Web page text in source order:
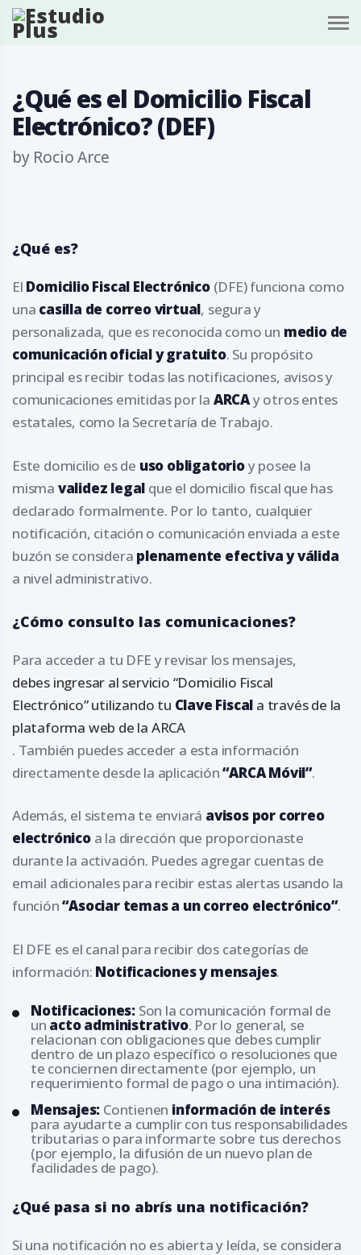
¿Qué es el Domicilio Fiscal
Electrónico? (DEF)
by Rocio Arce
¿Qué es?
El Domicilio Fiscal Electrónico(DFE) funciona como
una casilla de correo virtual, segura y
personalizada, que es reconocida como un medio de
comunicación oficial y gratuito. Su propósito
principal es recibir todas las notificaciones, avisos y
comunicaciones emitidas por la ARCAy otros entes
estatales, como la Secretaría de Trabajo.
Este domicilio es de uso obligatorioy posee la
misma validez legal que el domicilio fiscal que has
declarado formalmente. Por lo tanto, cualquier
notificación, citación o comunicación enviada a este
buzón se considera plenamente efectiva y válida
a nivel administrativo.
¿Cómo consulto las comunicaciones?
Para acceder a tu DFE y revisar los mensajes,
debes ingresar al servicio “Domicilio Fiscal
Electrónico” utilizando tu Clave Fiscal a través de la
plataforma web de la ARCA
. También puedes acceder a esta información
directamente desde la aplicación“ARCA Móvil”.
Además, el sistema te enviará avisos por correo
electrónicoa la dirección que proporcionaste
durante la activación. Puedes agregar cuentas de
email adicionales para recibir estas alertas usando la
función“Asociar temas a un correo electrónico”.
El DFE es el canal para recibir dos categorías de
información: Notificaciones y mensajes.
Notificaciones: Son la comunicación formal de
un acto administrativo. Por lo general, se
relacionan con obligaciones que debes cumplir
dentro de un plazo específico o resoluciones que
te conciernen directamente (por ejemplo, un
requerimiento formal de pago o una intimación).
Mensajes: Contienen información de interés
para ayudarte a cumplir con tus responsabilidades
tributarias o para informarte sobre tus derechos
(por ejemplo, la difusión de un nuevo plan de
facilidades de pago).
¿Qué pasa si no abrís una notificación?
Si una notificación no es abierta y leída, se considera